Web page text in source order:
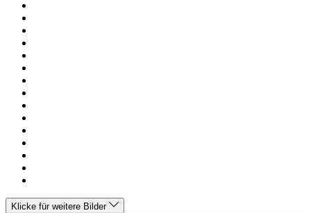
Klicke für weitere Bilder